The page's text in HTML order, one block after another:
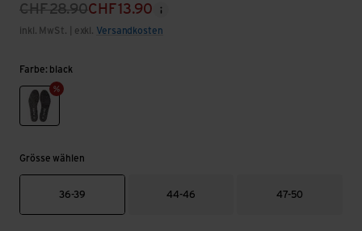
CHF28.90CHF13.90
inkl. MwSt. | exkl. Versandkosten
Farbe: black
black
Grösse wählen
36-39 44-46 47-50